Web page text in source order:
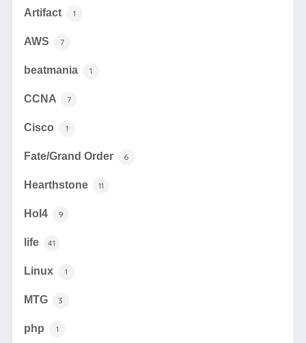
Artifact 1
AWS 7
beatmania 1
CCNA 7
Cisco 1
Fate/Grand Order 6
Hearthstone 11
HoI4 9
life 41
Linux 1
MTG 3
php 1